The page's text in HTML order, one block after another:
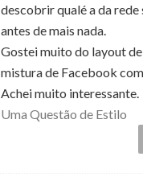
descobrir qualé a da rede
antes de mais nada.
Gostei muito do layout
mistura de Facebook
Achei muito interessante.
Uma Questão de Estilo